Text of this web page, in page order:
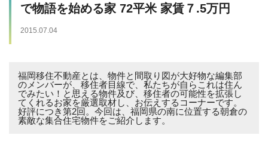
で物語を始める家 72平米 家賃７.5万円
2015.07.04
福岡移住不動産とは、物件と間取り図が大好物な編集部
のメンバーが、移住者目線で、私たちが自らこれは住ん
でみたい！と思える物件及び、移住者の可能性を拡張し
てくれるお家を厳選取材し、お伝えするコーナーです。
好評につき第2回。今回は、福岡県の南に位置する朝倉の
素敵な集合住宅物件をご紹介します。